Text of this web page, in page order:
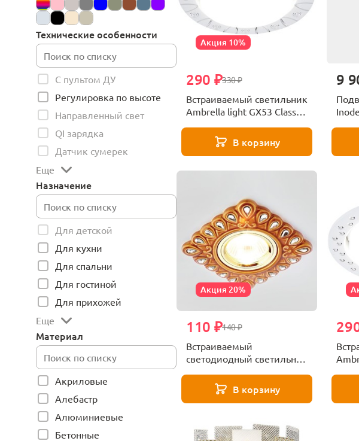
Технические особенности
С пультом ДУ
Регулировка по высоте
Направленный свет
QI зарядка
Датчик сумерек
Еще
Назначение
Для детской
Для кухни
Для спальни
Для гостиной
Для прихожей
Еще
Материал
Акриловые
Алебастр
Алюминиевые
Бетонные
Акция 10%
330 ₽
290 ₽
Встраиваемый светильник
Ambrella light GX53 Classic
В корзину
9
Акция 20%
140 ₽
110 ₽
Встраиваемый
светодиодный светильник
D5550 SB/CLВ корзину